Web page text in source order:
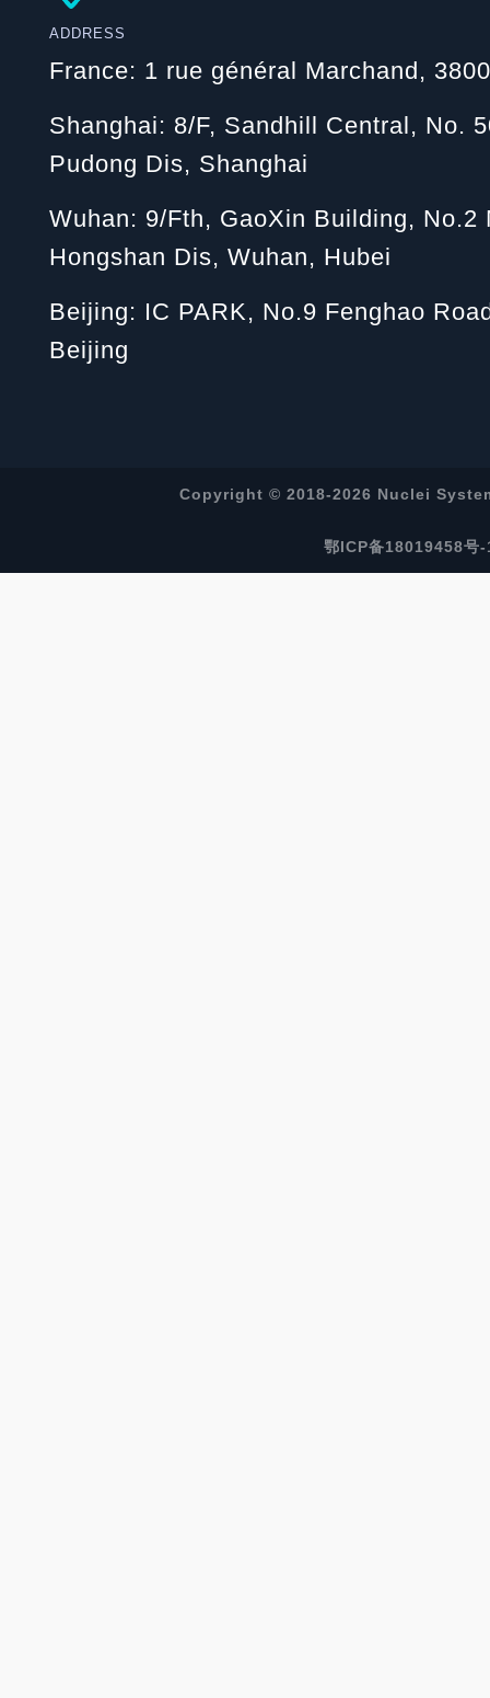
ADDRESS
France: 1 rue général Marchand,
Shanghai: 8/F, Sandhill Central, No.
Pudong Dis, Shanghai
Wuhan: 9/Fth, GaoXin Building, No.2
Hongshan Dis, Wuhan, Hubei
Beijing: IC PARK, No.9 Fenghao
Beijing
Copyright © 2018-2026 Nuclei
鄂ICP备18019458号-